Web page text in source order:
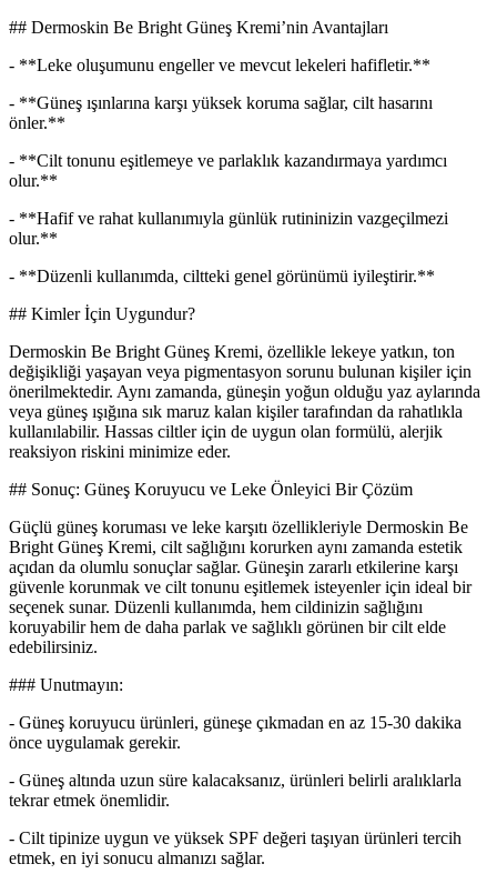
## Dermoskin Be Bright Güneş Kremi’nin Avantajları
- **Leke oluşumunu engeller ve mevcut lekeleri hafifletir.**
- **Güneş ışınlarına karşı yüksek koruma sağlar, cilt hasarını
önler.**
- **Cilt tonunu eşitlemeye ve parlaklık kazandırmaya yardımcı
olur.**
- **Hafif ve rahat kullanımıyla günlük rutininizin vazgeçilmezi
olur.**
- **Düzenli kullanımda, ciltteki genel görünümü iyileştirir.**
## Kimler İçin Uygundur?
Dermoskin Be Bright Güneş Kremi, özellikle lekeye yatkın, ton
değişikliği yaşayan veya pigmentasyon sorunu bulunan kişiler için
önerilmektedir. Aynı zamanda, güneşin yoğun olduğu yaz aylarında
veya güneş ışığına sık maruz kalan kişiler tarafından da rahatlıkla
kullanılabilir. Hassas ciltler için de uygun olan formülü, alerjik
reaksiyon riskini minimize eder.
## Sonuç: Güneş Koruyucu ve Leke Önleyici Bir Çözüm
Güçlü güneş koruması ve leke karşıtı özellikleriyle Dermoskin Be
Bright Güneş Kremi, cilt sağlığını korurken aynı zamanda estetik
açıdan da olumlu sonuçlar sağlar. Güneşin zararlı etkilerine karşı
güvenle korunmak ve cilt tonunu eşitlemek isteyenler için ideal bir
seçenek sunar. Düzenli kullanımda, hem cildinizin sağlığını
koruyabilir hem de daha parlak ve sağlıklı görünen bir cilt elde
edebilirsiniz.
### Unutmayın:
- Güneş koruyucu ürünleri, güneşe çıkmadan en az 15-30 dakika
önce uygulamak gerekir.
- Güneş altında uzun süre kalacaksanız, ürünleri belirli aralıklarla
tekrar etmek önemlidir.
- Cilt tipinize uygun ve yüksek SPF değeri taşıyan ürünleri tercih
etmek, en iyi sonucu almanızı sağlar.